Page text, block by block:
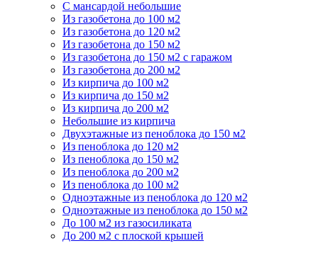
С мансардой небольшие
Из газобетона до 100 м2
Из газобетона до 120 м2
Из газобетона до 150 м2
Из газобетона до 150 м2 с гаражом
Из газобетона до 200 м2
Из кирпича до 100 м2
Из кирпича до 150 м2
Из кирпича до 200 м2
Небольшие из кирпича
Двухэтажные из пеноблока до 150 м2
Из пеноблока до 120 м2
Из пеноблока до 150 м2
Из пеноблока до 200 м2
Из пеноблока до 100 м2
Одноэтажные из пеноблока до 120 м2
Одноэтажные из пеноблока до 150 м2
До 100 м2 из газосиликата
До 200 м2 с плоской крышей